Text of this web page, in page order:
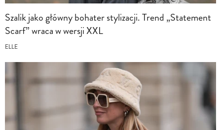
Szalik jako główny bohater stylizacji. Trend „Statement
Scarf” wraca w wersji XXL
ELLE